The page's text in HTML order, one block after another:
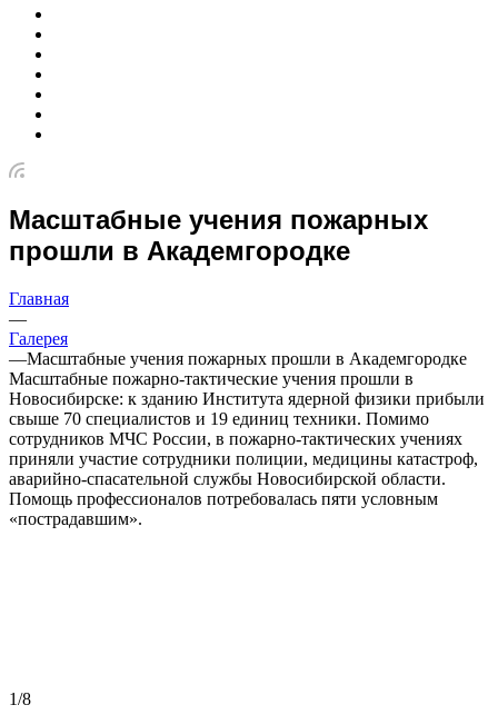
Масштабные учения пожарных
прошли в Академгородке
Главная
—
Галерея
—Масштабные учения пожарных прошли в Академгородке
Масштабные пожарно-тактические учения прошли в
Новосибирске: к зданию Института ядерной физики прибыли
свыше 70 специалистов и 19 единиц техники. Помимо
сотрудников МЧС России, в пожарно-тактических учениях
приняли участие сотрудники полиции, медицины катастроф,
аварийно-спасательной службы Новосибирской области.
Помощь профессионалов потребовалась пяти условным
«пострадавшим».
1/8